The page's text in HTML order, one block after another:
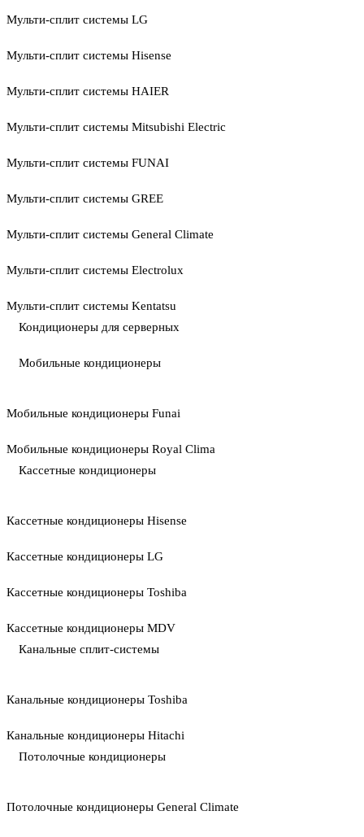
Мульти-сплит системы LG
Мульти-сплит системы Hisense
Мульти-сплит системы HAIER
Мульти-сплит системы Mitsubishi Electric
Мульти-сплит системы FUNAI
Мульти-сплит системы GREE
Мульти-сплит системы General Climate
Мульти-сплит системы Electrolux
Мульти-сплит системы Kentatsu
Кондиционеры для серверных
Мобильные кондиционеры
Мобильные кондиционеры Funai
Мобильные кондиционеры Royal Clima
Кассетные кондиционеры
Кассетные кондиционеры Hisense
Кассетные кондиционеры LG
Кассетные кондиционеры Toshiba
Кассетные кондиционеры MDV
Канальные сплит-системы
Канальные кондиционеры Toshiba
Канальные кондиционеры Hitachi
Потолочные кондиционеры
Потолочные кондиционеры General Climate